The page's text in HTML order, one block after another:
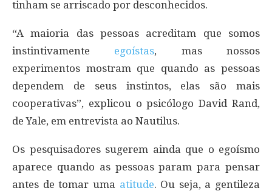
tinham se arriscado por desconhecidos.
“A maioria das pessoas acreditam que somos
instintivamente egoístas, mas nossos
experimentos mostram que quando as pessoas
dependem de seus instintos, elas são mais
cooperativas”, explicou o psicólogo David Rand,
de Yale, em entrevista ao Nautilus.
Os pesquisadores sugerem ainda que o egoísmo
aparece quando as pessoas param para pensar
antes de tomar uma atitude. Ou seja, a gentileza